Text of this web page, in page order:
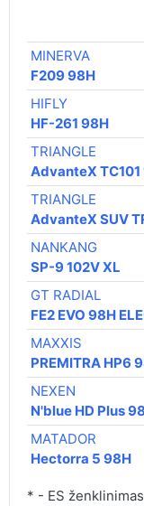
MINERVA
F209 98H
HIFLY
HF-261 98H
TRIANGLE
AdvanteX TC101
TRIANGLE
AdvanteX SUV
NANKANG
SP-9 102V XL
GT RADIAL
FE2 EVO 98H
MAXXIS
PREMITRA HP6
NEXEN
N'blue HD Plus
MATADOR
Hectorra 5 98H
* - ES